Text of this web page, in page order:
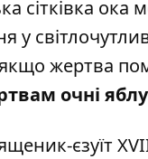
сітківка ока
у
жертва
очні
єзуїт